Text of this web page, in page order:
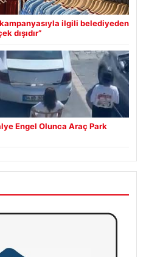
ilgili belediyeden
dışıdır”
Engel Olunca Araç Park